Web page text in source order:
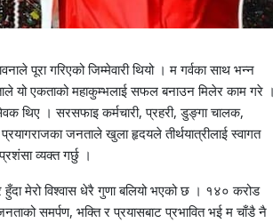
पूरा गरिएको जिम्मेवारी थियो । म गर्वका साथ भन्न
यो एकताको महाकुम्भलाई सफल बनाउन मिलेर काम गरे
थिए । सरसफाइ कर्मचारी, प्रहरी, डुङ्गा चालक,
जनताले खुला हृदयले तीर्थयात्रीलाई स्वागत
व्यक्त गर्छु ।
हुँदा मेरो विश्वास धेरै गुणा बलियो भएको छ । १४० करोड
समर्पण, भक्ति र प्रयासबाट प्रभावित भई म चाँडै नै